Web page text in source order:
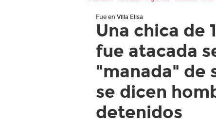
Fue en Villa Elisa
Una chica de
fue atacada
"manada" de
se dicen
detenidos